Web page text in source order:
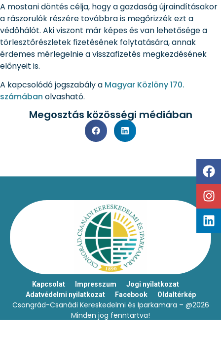
A mostani döntés célja, hogy a gazdaság újraindításakor
a rászorulók részére továbbra is megőrizzék ezt a
védőhálót. Aki viszont már képes és van lehetősége a
törlesztőrészletek fizetésének folytatására, annak
érdemes mérlegelnie a visszafizetés megkezdésének
előnyeit is.
A kapcsolódó jogszabály a Magyar Közlöny 170.
számában olvasható.
Megosztás közösségi médiában
Kapcsolat Impresszum
Jogi nyilatkozat
Adatvédelmi nyilatkozat
Facebook Oldaltérkép
Csongrád-Csanádi Kereskedelmi és Iparkamara – @2026
Minden jog fenntartva!